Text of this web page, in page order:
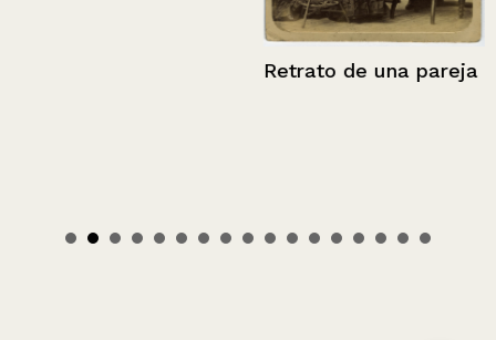
Retrato de una pareja